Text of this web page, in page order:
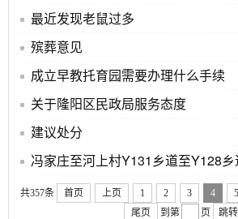
最近发现老鼠过多
殡葬意见
成立早教托育园需要办理什么手续
关于隆阳区民政局服务态度
建议处分
共357条 首页 上页 1 2 3 4 5
尾页
到第 页 跳转